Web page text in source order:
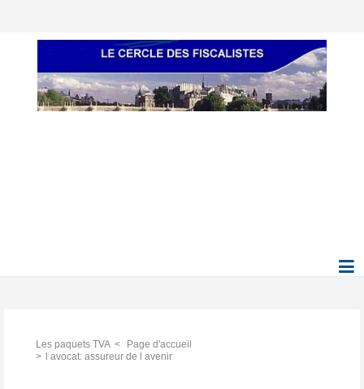
Les paquets TVA
Page d'accueil
l avocat: assureur de l avenir